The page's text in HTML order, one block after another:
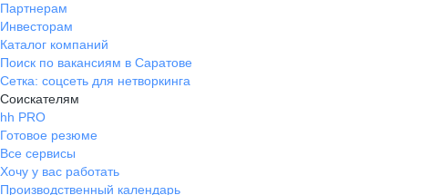
Партнерам
Инвесторам
Каталог компаний
Поиск по вакансиям в Саратове
Сетка: соцсеть для нетворкинга
Соискателям
hh PRO
Готовое резюме
Все сервисы
Хочу у вас работать
Производственный календарь